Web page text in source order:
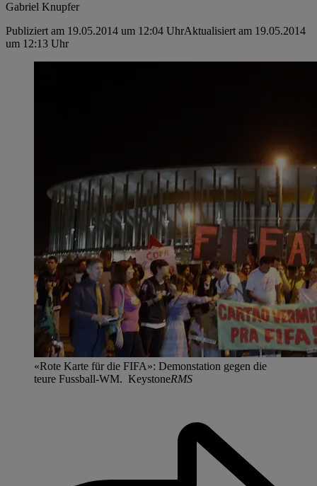
Gabriel Knupfer
Publiziert am 19.05.2014 um 12:04 UhrAktualisiert am 19.05.2014
um 12:13 Uhr
«Rote Karte für die FIFA»: Demonstation gegen die
teure Fussball-WM. KeystoneRMS